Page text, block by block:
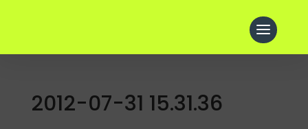
2012-07-31 15.31.36